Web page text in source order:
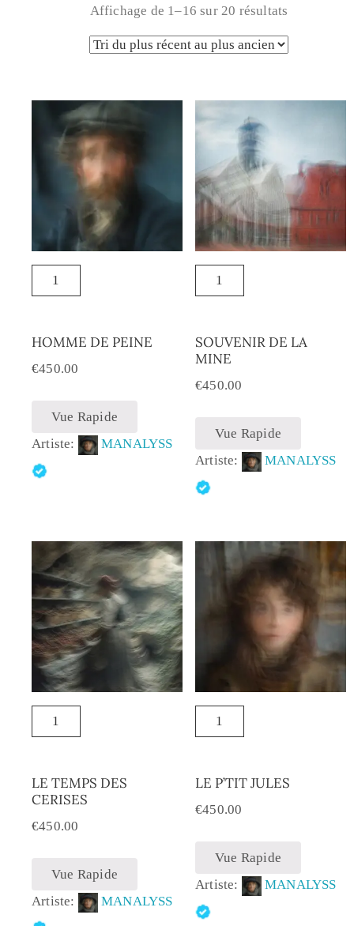
Affichage de 1–16 sur 20 résultats
HOMME DE PEINE
€450.00
Vue Rapide
Artiste:
MANALYSS
SOUVENIR DE LA
MINE
€450.00
Vue Rapide
Artiste:
MANALYSS
LE TEMPS DES
CERISES
€450.00
Vue Rapide
Artiste:
MANALYSS
LE P’TIT JULES
€450.00
Vue Rapide
Artiste:
MANALYSS